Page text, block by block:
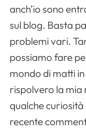
anch’io sono
sul blog. Basta
problemi vari.
possiamo fare
mondo di matti
rispolvero la
qualche curiosità
recente